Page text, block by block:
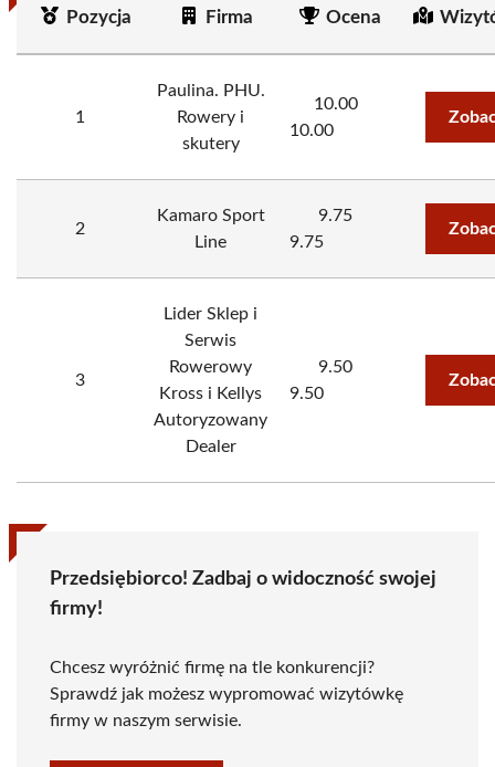
Pozycja Firma Ocena
1
Paulina. PHU.
Rowery i
skutery
10.00
10.00
2
Kamaro Sport
Line
9.75
9.75
3
Lider Sklep i
Serwis
Rowerowy
Kross i Kellys
Autoryzowany
Dealer
9.50
9.50
Przedsiębiorco! Zadbaj o widoczność swojej
firmy!
Chcesz wyróżnić firmę na tle konkurencji?
Sprawdź jak możesz wypromować wizytówkę
firmy w naszym serwisie.